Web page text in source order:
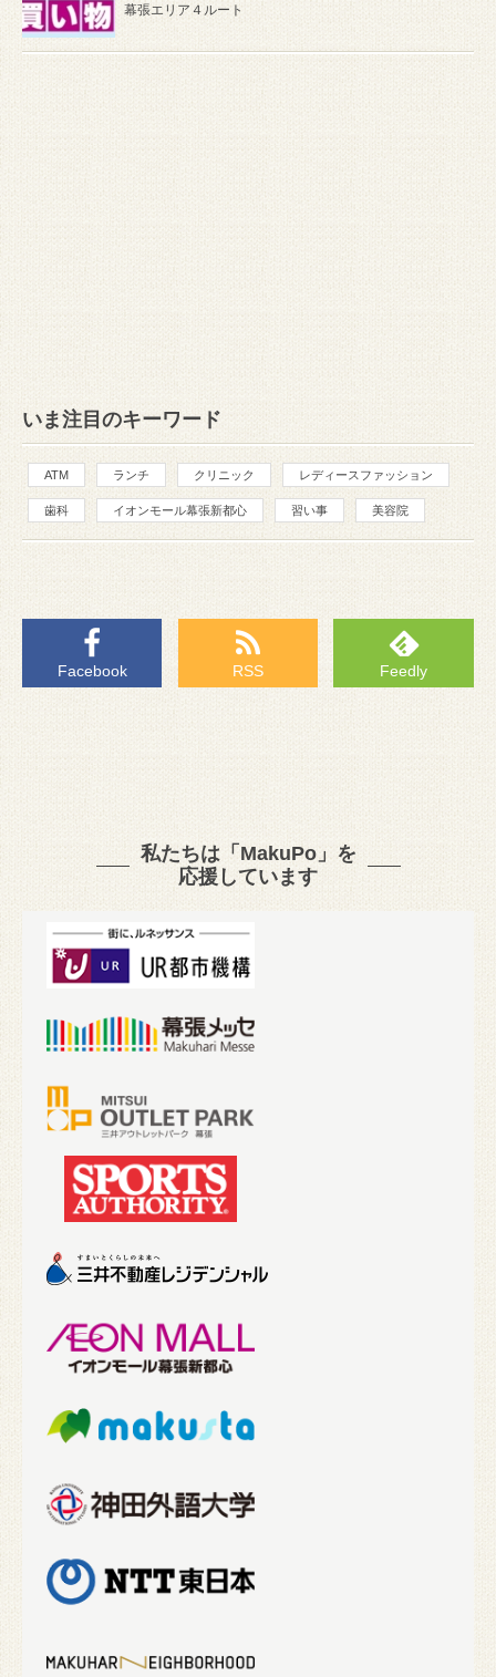
幕張エリア４ルート
いま注目のキーワード
ATM ランチ クリニック レディースファッション
歯科 イオンモール幕張新都心 習い事 美容院
Facebook RSS Feedly
私たちは「MakuPo」を
応援しています